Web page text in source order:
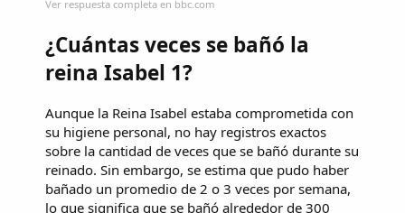
Ver respuesta completa en bbc.com
¿Cuántas veces se bañó la
reina Isabel 1?
Aunque la Reina Isabel estaba comprometida con
su higiene personal, no hay registros exactos
sobre la cantidad de veces que se bañó durante su
reinado. Sin embargo, se estima que pudo haber
bañado un promedio de 2 o 3 veces por semana,
lo que significa que se bañó alrededor de 300